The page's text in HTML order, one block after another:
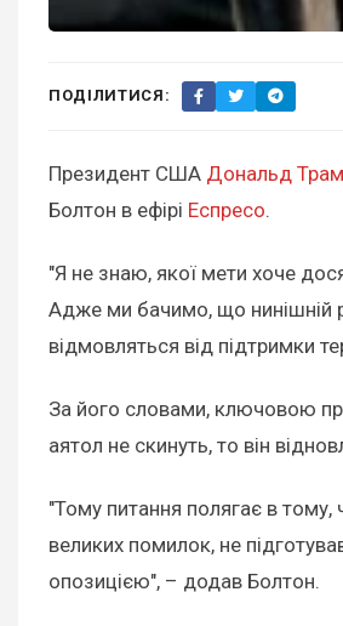
ПОДІЛИТИСЯ:
Президент США Дональд
Болтон в ефірі Еспресо.
"Я не знаю, якої мети хоче
Адже ми бачимо, що нинішній
відмовляться від підтримки
За його словами, ключовою
аятол не скинуть, то він
"Тому питання полягає в
великих помилок, не
опозицією", – додав Болтон.